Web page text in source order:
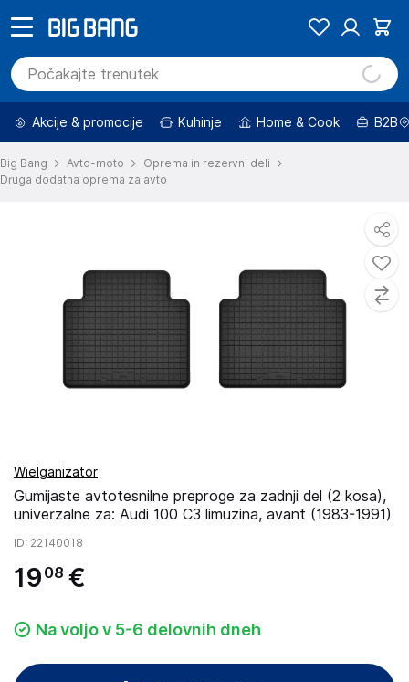
Akcije & promocije Kuhinje Home & Cook B2B
Big Bang Avto-moto
Oprema in rezervni deli
Druga dodatna oprema za avto
Wielganizator
Gumijaste avtotesnilne preproge za zadnji del (2 kosa),
univerzalne za: Audi 100 C3 limuzina, avant (1983-1991)
ID: 22140018
19 08 €
Na voljo v 5-6 delovnih dneh